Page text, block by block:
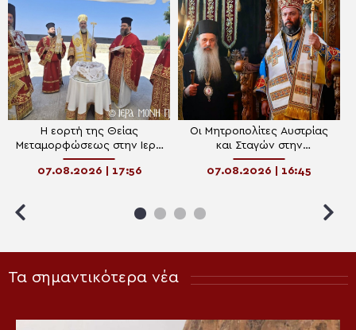
Η εορτή της Θείας
Μεταμορφώσεως στην Ιερά
Μονή Μεγάλου Σωτήρος
Σύμης
07.08.2026 | 17:56
Οι Μητροπολίτες Αυστρίας
και Σταγών στην
πανηγυρίζουσα Ιερά Μονή
Μεταμορφώσεως του
07.08.2026 | 16:45
Τα σημαντικότερα νέα